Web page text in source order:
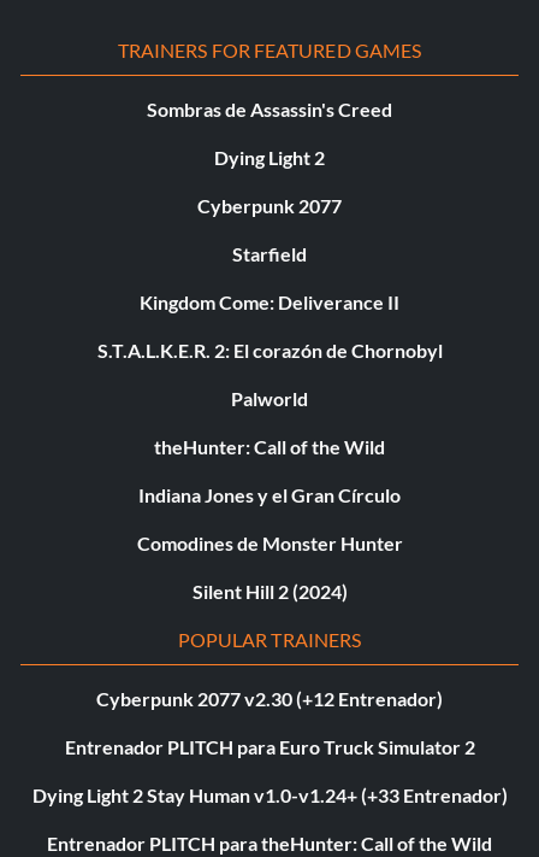
TRAINERS FOR FEATURED GAMES
Sombras de Assassin's Creed
Dying Light 2
Cyberpunk 2077
Starfield
Kingdom Come: Deliverance II
S.T.A.L.K.E.R. 2: El corazón de Chornobyl
Palworld
theHunter: Call of the Wild
Indiana Jones y el Gran Círculo
Comodines de Monster Hunter
Silent Hill 2 (2024)
POPULAR TRAINERS
Cyberpunk 2077 v2.30 (+12 Entrenador)
Entrenador PLITCH para Euro Truck Simulator 2
Dying Light 2 Stay Human v1.0-v1.24+ (+33 Entrenador)
Entrenador PLITCH para theHunter: Call of the Wild